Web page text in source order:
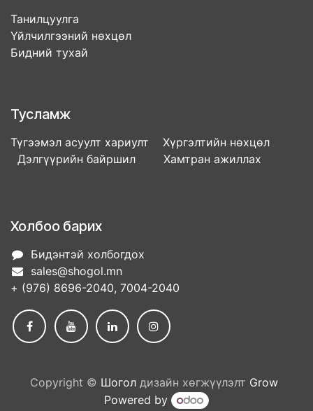
Танилцуулга
Үйлчилгээний нөхцөл
Бидний тухай
Тусламж
Түгээмэл асуулт хариулт Хүргэлтийн нөхцөл
Дэлгүүрийн байршил Хамтран ажиллах
Холбоо барих
Бидэнтэй холбогдох
sales@shogol.mn
+ (976) 8696-2040, 7004-2040
Copyright © Шоголдизайн хөгжүүлэлт Grow
Powered by